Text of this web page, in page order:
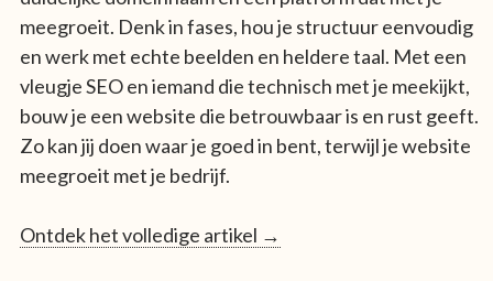
meegroeit. Denk in fases, hou je structuur eenvoudig
en werk met echte beelden en heldere taal. Met een
vleugje SEO en iemand die technisch met je meekijkt,
bouw je een website die betrouwbaar is en rust geeft.
Zo kan jij doen waar je goed in bent, terwijl je website
meegroeit met je bedrijf.
Ontdek het volledige artikel →